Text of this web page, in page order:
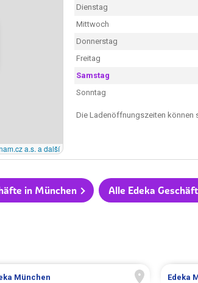
a.s. a další
Dienstag
Mittwoch
Donnerstag
Freitag
Samstag
Sonntag
Die Ladenöffnungszeiten können
in München Alle Edeka
München
Edeka